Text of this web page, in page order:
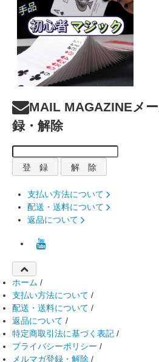
MAIL MAGAZINEメ
録・解除
支払い方法について
配送・送料について
返品について
ホーム /
支払い方法について /
配送・送料について /
返品について /
特定商取引法に基づく表記 /
プライバシーポリシー /
メルマガ登録・解除 /